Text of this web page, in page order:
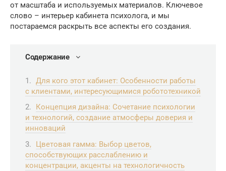
от масштаба и используемых материалов. Ключевое
слово – интерьер кабинета психолога, и мы
постараемся раскрыть все аспекты его создания.
Содержание
Для кого этот кабинет: Особенности работы
с клиентами, интересующимися робототехникой
Концепция дизайна: Сочетание психологии
и технологий, создание атмосферы доверия и
инноваций
Цветовая гамма: Выбор цветов,
способствующих расслаблению и
концентрации, акценты на технологичность